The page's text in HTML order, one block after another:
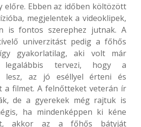
előre. Ebben az időben költözött
megjelentek a videoklipek,
is fontos szerephez jutnak. A
univerzitást pedig a főhős
gyakorlatilag, aki volt már
legalábbis tervezi, hogy a
lesz, az jó eséllyel érteni és
a filmet. A felnőtteket veterán ír
de a gyerekek még rajtuk is
ha mindenképpen ki kéne
akkor az a főhős bátyját